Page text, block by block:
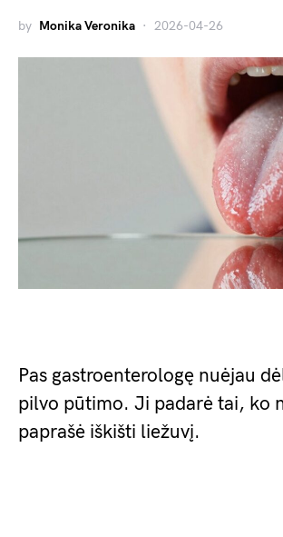
by Monika Veronika 2026-04-26
Pas gastroenterologę nuėjau
pilvo pūtimo. Ji padarė tai, ko
paprašė iškišti liežuvį.